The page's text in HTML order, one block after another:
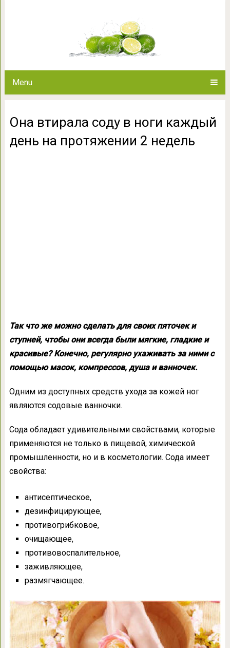
Menu
Она втирала соду в ноги каждый
день на протяжении 2 недель
Так что же можно сделать для своих пяточек и
ступней, чтобы они всегда были мягкие, гладкие и
красивые? Конечно, регулярно ухаживать за ними с
помощью масок, компрессов, душа и ванночек.
Одним из доступных средств ухода за кожей ног
являются содовые ванночки.
Сода обладает удивительными свойствами, которые
применяются не только в пищевой, химической
промышленности, но и в косметологии. Сода имеет
свойства:
антисептическое,
дезинфицирующее,
противогрибковое,
очищающее,
противовоспалительное,
заживляющее,
размягчающее.